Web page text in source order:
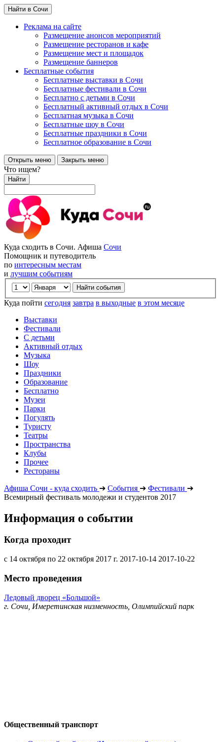
Найти в Сочи
Реклама на сайте
Размещение анонсов мероприятий
Размещение ресторанов и кафе
Размещение мест и площадок
Размещение баннеров
Бесплатные события
Бесплатные выставки в Сочи
Бесплатные фестивали в Сочи
Бесплатно с детьми в Сочи
Бесплатный активный отдых в Сочи
Бесплатная музыка в Сочи
Бесплатные шоу в Сочи
Бесплатные праздники в Сочи
Бесплатное образование в Сочи
Открыть меню Закрыть меню
Что ищем?
Найти
Куда сходить в Сочи. Афиша Сочи
Помощник и путеводитель
по интересным местам
и лучшим событиям
Куда пойти сегодня завтра в выходные в этом месяце
Выставки
Фестивали
С детьми
Активный отдых
Музыка
Шоу
Праздники
Образование
Бесплатно
Музеи
Парки
Погулять
Туристу
Театры
Пространства
Клубы
Прочее
Рестораны
Афиша Сочи - куда сходить ➔ События ➔ Фестивали ➔
Всемирный фестиваль молодежи и студентов 2017
Информация о событии
Когда проходит
с 14 октября по 22 октября 2017 г. 2017-10-14 2017-10-22
Место проведения
Ледовый дворец «Большой»
г. Сочи, Имеретинская низменность, Олимпийский парк
Общественный транспорт